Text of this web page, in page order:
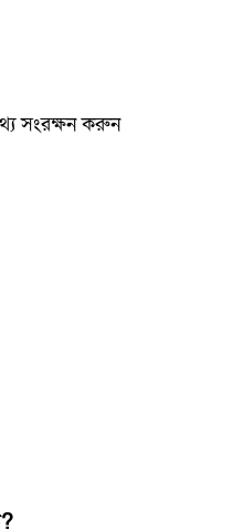
সংরক্ষন করুন